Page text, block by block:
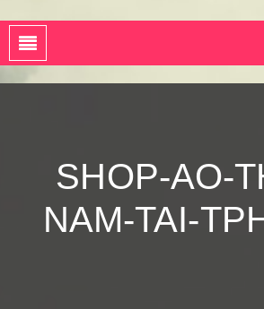
SHOP-AO-
NAM-TAI-